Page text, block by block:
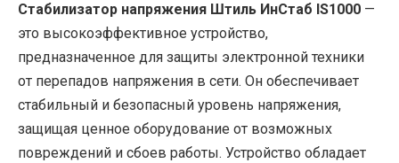
Стабилизатор напряжения Штиль ИнСтаб IS1000 —
это высокоэффективное устройство,
предназначенное для защиты электронной техники
от перепадов напряжения в сети. Он обеспечивает
стабильный и безопасный уровень напряжения,
защищая ценное оборудование от возможных
повреждений и сбоев работы. Устройство обладает